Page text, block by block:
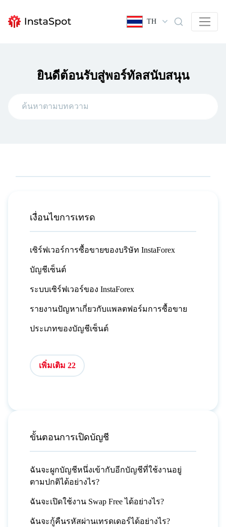
TH
ยินดีต้อนรับสู่พอร์ทัลสนับสนุน
เงื่อนไขการเทรด
เซิร์ฟเวอร์การซื้อขายของบริษัท InstaForex
บัญชีเซ็นต์
ระบบเซิร์ฟเวอร์ของ InstaForex
รายงานปัญหาเกี่ยวกับแพลตฟอร์มการซื้อขาย
ประเภทของบัญชีเซ็นต์
เพิ่มเติม 22
ขั้นตอนการเปิดบัญชี
ฉันจะผูกบัญชีหนึ่งเข้ากับอีกบัญชีที่ใช้งานอยู่
ตามปกติได้อย่างไร?
ฉันจะเปิดใช้งาน Swap Free ได้อย่างไร?
ฉันจะกู้คืนรหัสผ่านเทรดเดอร์ได้อย่างไร?